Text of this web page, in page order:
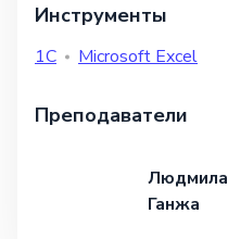
Инструменты
1С Microsoft Excel
Преподаватели
Людмила
Ганжа